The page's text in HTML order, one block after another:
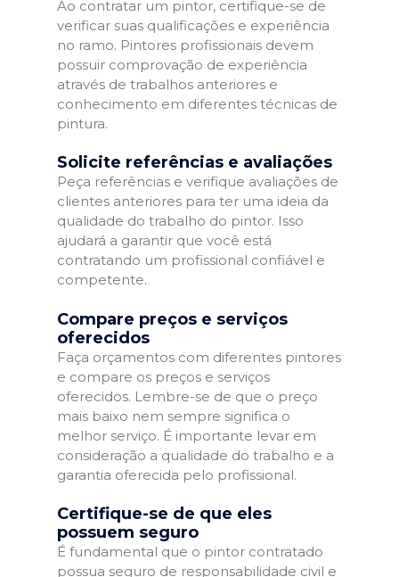
Ao contratar um pintor, certifique-se de
verificar suas qualificações e experiência
no ramo. Pintores profissionais devem
possuir comprovação de experiência
através de trabalhos anteriores e
conhecimento em diferentes técnicas de
pintura.
Solicite referências e avaliações
Peça referências e verifique avaliações de
clientes anteriores para ter uma ideia da
qualidade do trabalho do pintor. Isso
ajudará a garantir que você está
contratando um profissional confiável e
competente.
Compare preços e serviços
oferecidos
Faça orçamentos com diferentes pintores
e compare os preços e serviços
oferecidos. Lembre-se de que o preço
mais baixo nem sempre significa o
melhor serviço. É importante levar em
consideração a qualidade do trabalho e a
garantia oferecida pelo profissional.
Certifique-se de que eles
possuem seguro
É fundamental que o pintor contratado
possua seguro de responsabilidade civil e